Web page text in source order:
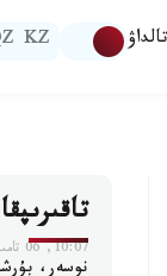
تالداۋ KZ
10:07, 06 تامىز 2026